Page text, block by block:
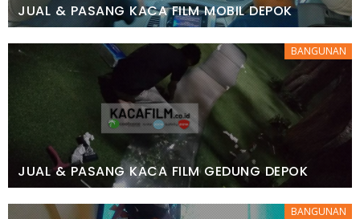
JUAL & PASANG KACA FILM MOBIL DEPOK
BANGUNAN
JUAL & PASANG KACA FILM GEDUNG DEPOK
BANGUNAN